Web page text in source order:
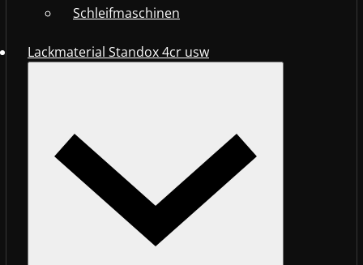
Schleifmaschinen
Lackmaterial Standox 4cr usw